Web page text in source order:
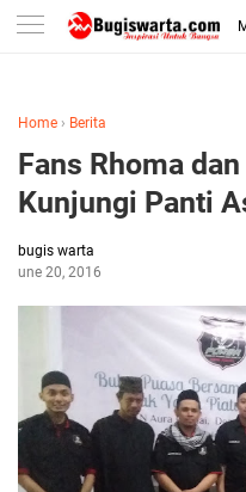
-->
Home › Berita
Fans Rhoma
Kunjungi Panti
bugis warta
June 20, 2016